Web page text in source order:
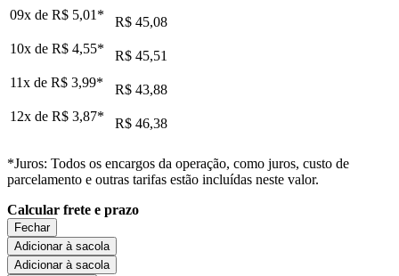
09x de R$ 5,01 *
R$ 45,08
10x de R$ 4,55*
R$ 45,51
11x de R$ 3,99*
R$ 43,88
12x de R$ 3,87* R$ 46,38
*Juros: Todos os encargos da operação, como juros, custo de
parcelamento e outras tarifas estão incluídas neste valor.
Calcular frete e prazo
Fechar
Adicionar à sacola
Adicionar à sacola